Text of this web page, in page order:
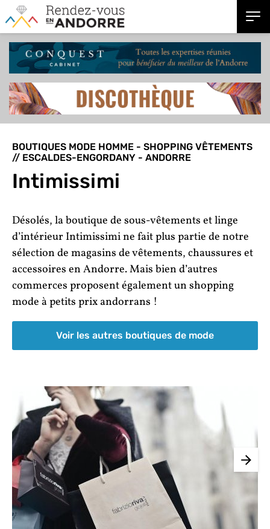
BOUTIQUES MODE HOMME - SHOPPING VÊTEMENTS
// ESCALDES-ENGORDANY - ANDORRE
Intimissimi
Désolés, la boutique de sous-vêtements et linge
d’intérieur Intimissimi ne fait plus partie de notre
sélection de magasins de vêtements, chaussures et
accessoires en Andorre. Mais bien d’autres
commerces proposent également un shopping
mode à petits prix andorrans !
Voir les autres boutiques de mode